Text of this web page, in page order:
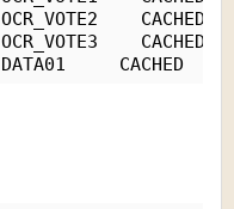
OCR_VOTE2
OCR_VOTE3
DATA01     CACHED